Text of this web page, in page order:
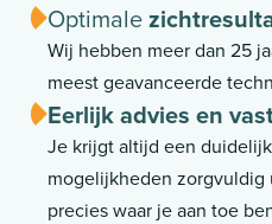
Optimale
Wij hebben meer dan 25
meest geavanceerde
Eerlijk advies en
Je krijgt altijd een
mogelijkheden
precies waar je aan toe